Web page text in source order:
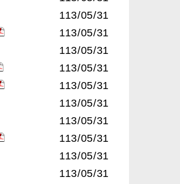
113/05/31
113/05/31
113/05/31
113/05/31
113/05/31
113/05/31
113/05/31
113/05/31
113/05/31
113/05/31